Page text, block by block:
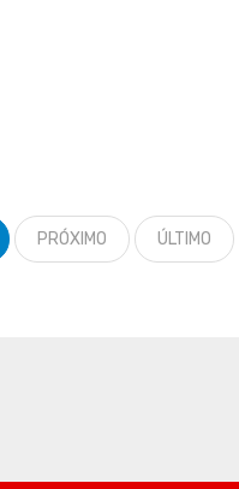
PRÓXIMO ÚLTIMO